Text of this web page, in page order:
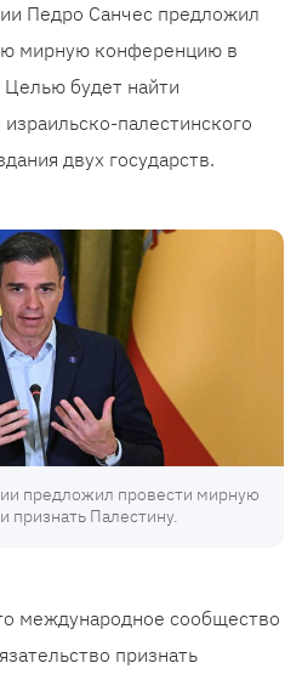
Педро Санчес предложил
мирную конференцию в
будет найти
палестинского
двух государств.
предложил провести мирную
признать Палестину.
международное сообщество
признать